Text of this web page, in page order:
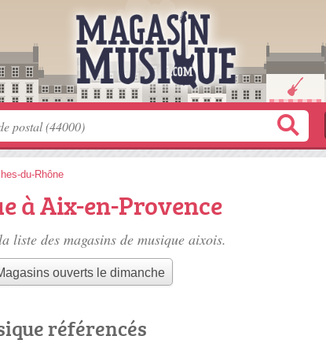
du-Rhône
à Aix-en-Provence
liste des magasins de musique aixois.
ouverts le dimanche
référencés